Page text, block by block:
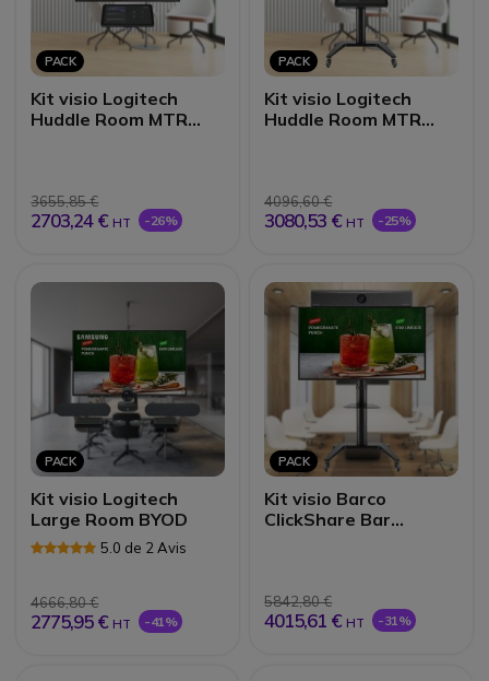
PACK
Kit visio Logitech
Huddle Room MTR
3655,85 €
2703,24 € HT -26%
PACK
Kit visio Logitech
Huddle Room MTR
4096,60 €
3080,53 € HT -25%
PACK
Kit visio Logitech
Large Room BYOD
5.0 de 2 Avis
4666,80 €
2775,95 € HT -41%
PACK
Kit visio Barco
ClickShare Bar
5842,80 €
4015,61 € HT -31%